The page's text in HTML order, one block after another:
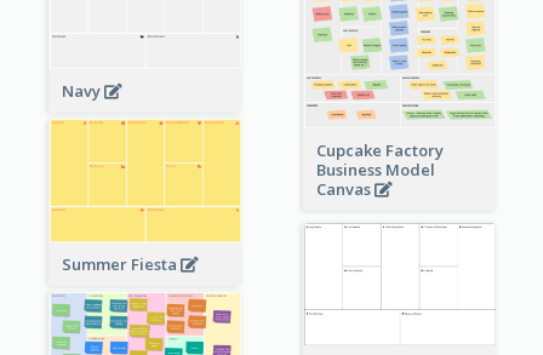
Navy
Cupcake Factory
Business Model
Canvas
Summer Fiesta